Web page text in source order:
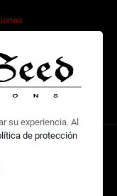
listen to our own
Bandcamp.
su experiencia. Al
de protección